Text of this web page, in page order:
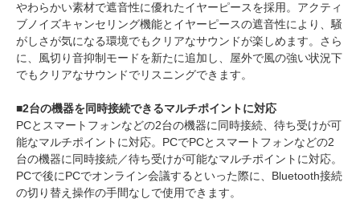
やわらかい素材で遮音性に優れたイヤーピースを採用。アクティ
ブノイズキャンセリング機能とイヤーピースの遮音性により、騒
がしさが気になる環境でもクリアなサウンドが楽しめます。さら
に、風切り音抑制モードを新たに追加し、屋外で風の強い状況下
でもクリアなサウンドでリスニングできます。
■2台の機器を同時接続できるマルチポイントに対応
PCとスマートフォンなどの2台の機器に同時接続、待ち受けが可
能なマルチポイントに対応。PCでPCとスマートフォンなどの2
台の機器に同時接続／待ち受けが可能なマルチポイントに対応。
PCで後にPCでオンライン会議するといった際に、Bluetooth接続
の切り替え操作の手間なしで使用できます。